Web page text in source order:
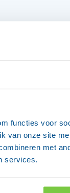
functies voor
van onze site
met
services.